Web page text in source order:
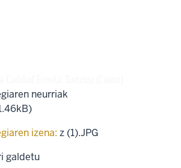
neurriak
izena: z (1).JPG
galdetu